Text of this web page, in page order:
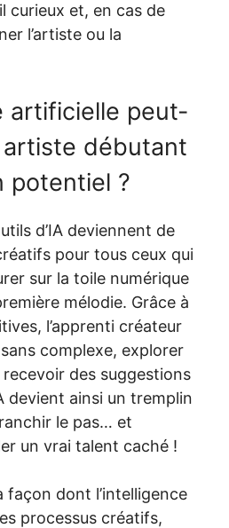
curieux et, en cas de
l’artiste ou la
artificielle peut-
débutant
potentiel ?
d’IA deviennent de
pour tous ceux qui
sur la toile numérique
mélodie. Grâce à
l’apprenti créateur
complexe, explorer
des suggestions
devient ainsi un tremplin
le pas… et
un vrai talent caché !
façon dont l’intelligence
processus créatifs,